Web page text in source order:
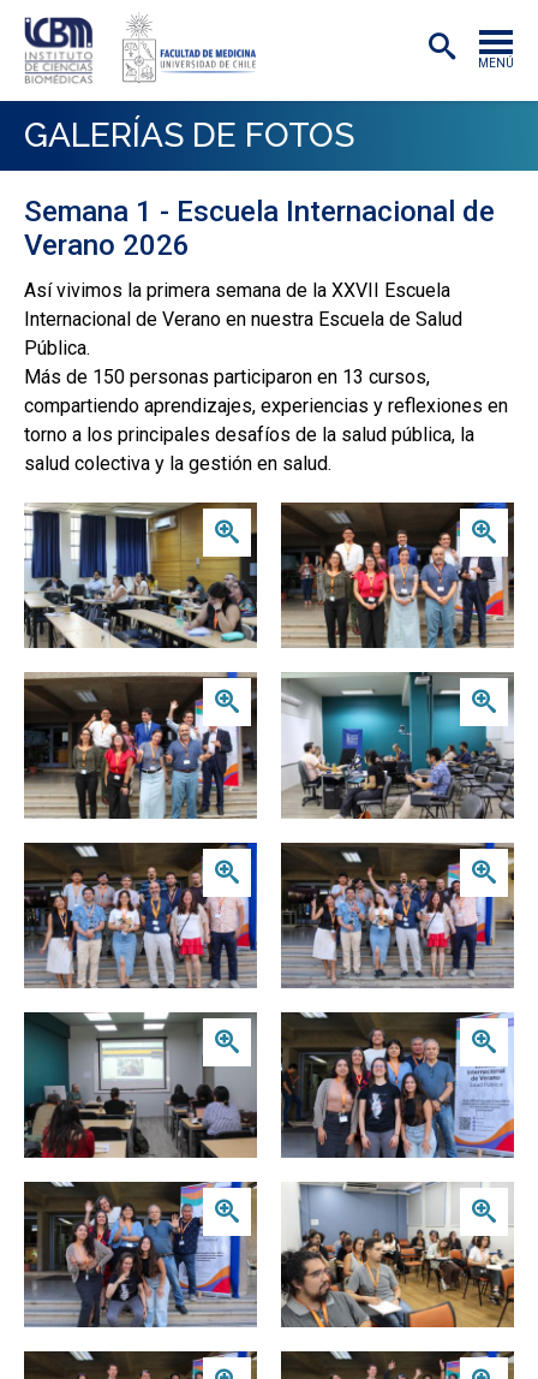
MENÚ
INSTITUTO
ACADÉMICAS/OS
INVESTIGACIÓN
POSTGRADO
PUBLICACIONES
EXTENSIÓN
GALERÍAS DE FOTOS
Semana 1 - Escuela Internacional de
Verano 2026
Así vivimos la primera semana de la XXVII Escuela
Internacional de Verano en nuestra Escuela de Salud
Pública.
Más de 150 personas participaron en 13 cursos,
compartiendo aprendizajes, experiencias y reflexiones en
torno a los principales desafíos de la salud pública, la
salud colectiva y la gestión en salud.
Zoom Zoom
Zoom Zoom
Zoom Zoom
Zoom Zoom
Zoom Zoom
Zoom Zoom